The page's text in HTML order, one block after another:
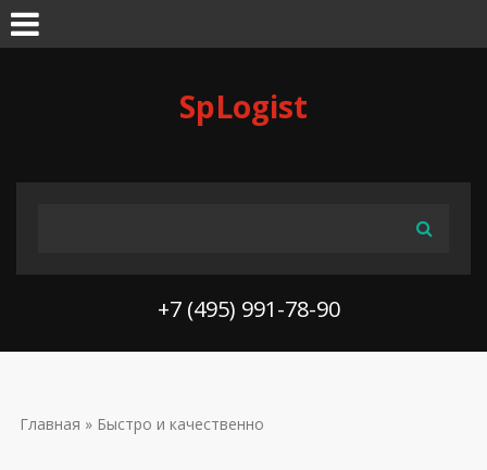
SpLogist
+7 (495) 991-78-90
ВЫ ЗДЕСЬ
Главная » Быстро и качественно